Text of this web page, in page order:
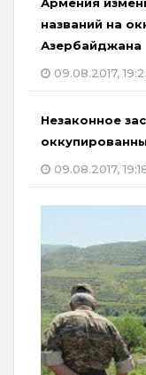
Армения
названий на
Азербайджана
09.08.2017,
Незаконное
09.08.2017,